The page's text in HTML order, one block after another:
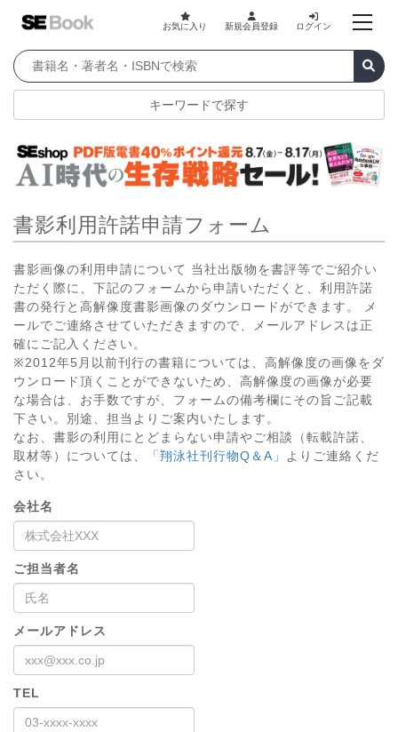
お気に入り 新規会員登録 ログイン
キーワードで探す
書影利用許諾申請フォーム
書影画像の利用申請について 当社出版物を書評等でご紹介い
ただく際に、下記のフォームから申請いただくと、利用許諾
書の発行と高解像度書影画像のダウンロードができます。 メ
ールでご連絡させていただきますので、メールアドレスは正
確にご記入ください。
※2012年5月以前刊行の書籍については、高解像度の画像をダ
ウンロード頂くことができないため、高解像度の画像が必要
な場合は、お手数ですが、フォームの備考欄にその旨ご記載
下さい。別途、担当よりご案内いたします。
なお、書影の利用にとどまらない申請やご相談（転載許諾、
取材等）については、
「翔泳社刊行物Q＆A」
よりご連絡くだ
さい。
会社名
ご担当者名
メールアドレス
TEL